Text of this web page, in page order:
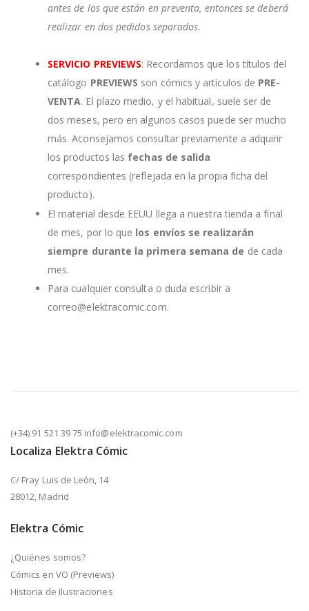
antes de los que están en preventa, entonces se deberá
realizar en dos pedidos separados.
SERVICIO PREVIEWS: Recordamos que los títulos del
catálogo PREVIEWS son cómics y artículos de PRE-
VENTA. El plazo medio, y el habitual, suele ser de
dos meses, pero en algunos casos puede ser mucho
más. Aconsejamos consultar previamente a adquirir
los productos las fechas de salida
correspondientes (reflejada en la propia ficha del
producto).
El material desde EEUU llega a nuestra tienda a final
de mes, por lo que los envíos se realizarán
siempre durante la primera semana de de cada
mes.
Para cualquier consulta o duda escribir a
correo@elektracomic.com.
(+34) 91 521 39 75 info@elektracomic.com
Localiza Elektra Cómic
C/ Fray Luis de León, 14
28012, Madrid
Elektra Cómic
¿Quiénes somos?
Cómics en VO (Previews)
Historia de Ilustraciones